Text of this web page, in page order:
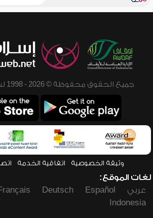
جميع الحقوق محفوظة © 2026 - 1998 لشبكة إسلام ويب
وثيقة الخصوصية اتفاقية الخدمة
لغات الموقع:
عربي
Español
Deutsch
Indonesia